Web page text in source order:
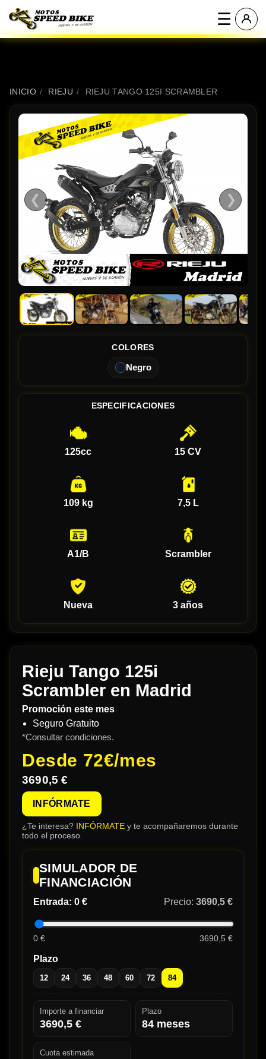
☰
INICIO / RIEJU / RIEJU TANGO 125I SCRAMBLER
❮ ❯
COLORES
Negro
ESPECIFICACIONES
125cc 15 CV
109 kg 7,5 L
A1/B Scrambler
Nueva 3 años
Rieju Tango 125i
Scrambler en Madrid
Promoción este mes
Seguro Gratuito
*Consultar condiciones.
Desde 72€/mes
3690,5 €
INFÓRMATE
¿Te interesa? INFÓRMATE y te acompañaremos durante
todo el proceso.
SIMULADOR DE
FINANCIACIÓN
Entrada: 0 € Precio: 3690,5 €
0 € 3690,5 €
Plazo
12 24 36 48 60 72 84
Importe a financiar
3690,5 €
Plazo
84 meses
Cuota estimada